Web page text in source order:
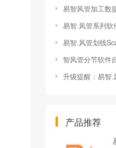
易智风管加工数
易智.风管系列软
易智.风管划线
智风管分节软件
升级提醒：易智.风
产品推荐